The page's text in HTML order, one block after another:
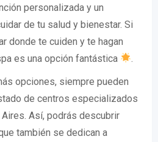
personalizada y un
de tu salud y bienestar. Si
donde te cuiden y te hagan
es una opción fantástica
.
opciones, siempre pueden
de centros especializados
Así, podrás descubrir
también se dedican a